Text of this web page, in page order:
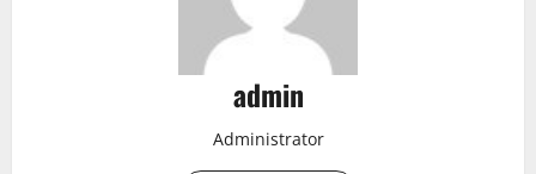
admin
Administrator